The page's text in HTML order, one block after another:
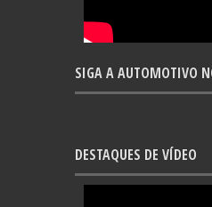
SIGA A AUTOMOTIVO
DESTAQUES DE VÍDEO